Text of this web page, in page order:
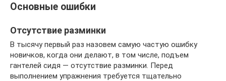
Основные ошибки
Отсутствие разминки
В тысячу первый раз назовем самую частую ошибку
новичков, когда они делают, в том числе, подъем
гантелей сидя — отсутствие разминки. Перед
выполнением упражнения требуется тщательно